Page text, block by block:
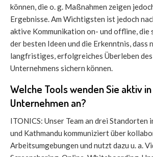
können, die o. g. Maßnahmen zeigen
Ergebnisse. Am Wichtigsten ist jedoch
aktive Kommunikation on- und offline, die
der besten Ideen und die Erkenntnis, dass
langfristiges, erfolgreiches Überleben
Unternehmens sichern können.
Welche Tools wenden Sie aktiv
Unternehmen an?
ITONICS: Unser Team an drei Standorten
und Kathmandu kommuniziert über
Arbeitsumgebungen und nutzt dazu u. a.